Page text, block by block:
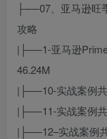
├──07、亚马逊旺
攻略
|├──1-亚马逊
46.24M
|├──10-实战案例
|├──11-实战案例
|├──12–实战案例